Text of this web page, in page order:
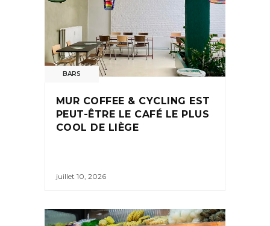
BARS
MUR COFFEE & CYCLING EST
PEUT-ÊTRE LE CAFÉ LE PLUS
COOL DE LIÈGE
juillet 10, 2026